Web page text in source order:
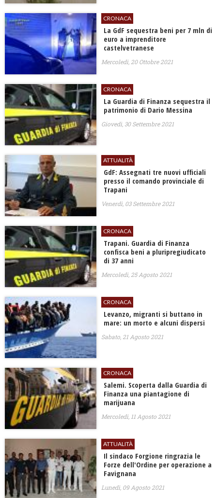
CRONACA
La GdF sequestra beni per 7 mln di
euro a imprenditore
castelvetranese
Mercoledì, 20 Ottobre 2021
CRONACA
La Guardia di Finanza sequestra il
patrimonio di Dario Messina
Giovedì, 30 Settembre 2021
ATTUALITÀ
GdF: Assegnati tre nuovi ufficiali
presso il comando provinciale di
Trapani
Venerdì, 03 Settembre 2021
CRONACA
Trapani. Guardia di Finanza
confisca beni a pluripregiudicato
di 37 anni
Mercoledì, 25 Agosto 2021
CRONACA
Levanzo, migranti si buttano in
mare: un morto e alcuni dispersi
Sabato, 21 Agosto 2021
CRONACA
Salemi. Scoperta dalla Guardia di
Finanza una piantagione di
marijuana
Mercoledì, 11 Agosto 2021
ATTUALITÀ
Il sindaco Forgione ringrazia le
Forze dell'Ordine per operazione a
Favignana
Lunedì, 09 Agosto 2021